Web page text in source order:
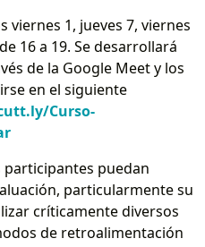
viernes 1, jueves 7, viernes
16 a 19. Se desarrollará
de la Google Meet y los
en el siguiente
Curso-
participantes puedan
particularmente su
críticamente diversos
de retroalimentación